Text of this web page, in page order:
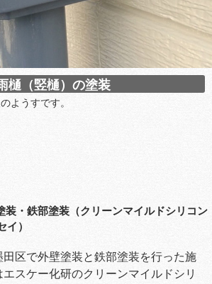
樋（竪樋）の塗装
ようすです。
装・鉄部塗装（クリーンマイルドシリコン
イ）
区で外壁塗装と鉄部塗装を行った施
スケー化研のクリーンマイルドシリ